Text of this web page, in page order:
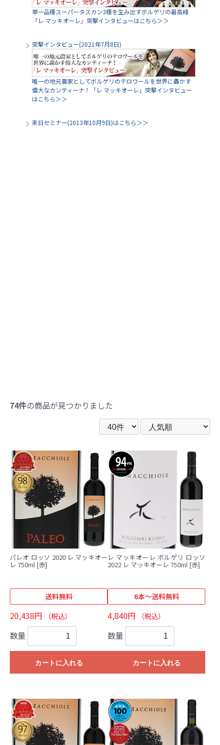
単一品種スーパータスカン3種を生み出すボルゲリの最高峰
「レ マッキオーレ」突撃インタビューはこちら＞＞
突撃インタビュー(2021年7月8日)
唯一の地元農家としてボルゲリのテロワールを世界に轟かす
偉大なカンティーナ！「レ マッキオーレ」突撃インタビュー
はこちら＞＞
来日セミナー(2013年10月9日)はこちら＞＞
74件の商品が見つかりました
パレオ ロッソ 2020 レ マッキオー
レ 750ml [赤]
送料無料
20,438円 （税込）
数量
カートに入れる
レ マッキオーレ ボルゲリ ロッソ
2022 レ マッキオーレ 750ml [赤]
6本～送料無料
4,840円 （税込）
数量
カートに入れる